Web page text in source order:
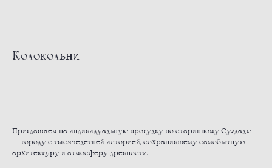
Колокольни
Приглашаем на индивидуальную прогулку по старинному Суздалю
— городу с тысячелетней историей, сохранившему самобытную
архитектуру и атмосферу древности.